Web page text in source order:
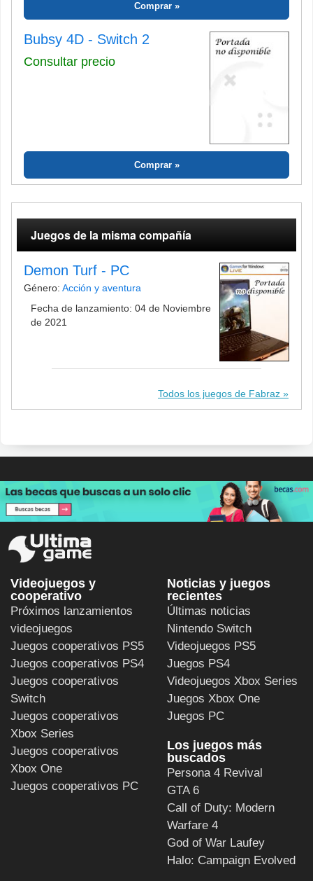
Comprar
Bubsy 4D - Switch 2
Consultar precio
Comprar
Juegos de la misma compañía
Demon Turf - PC
Género: Acción y aventura
Fecha de lanzamiento: 04 de Noviembre
de 2021
Todos los juegos de Fabraz
Videojuegos y
cooperativo
Próximos lanzamientos
videojuegos
Juegos cooperativos PS5
Juegos cooperativos PS4
Juegos cooperativos
Switch
Juegos cooperativos
Xbox Series
Juegos cooperativos
Xbox One
Juegos cooperativos PC
Noticias y juegos
recientes
Últimas noticias
Nintendo Switch
Videojuegos PS5
Juegos PS4
Videojuegos Xbox Series
Juegos Xbox One
Juegos PC
Los juegos más
buscados
Persona 4 Revival
GTA 6
Call of Duty: Modern
Warfare 4
God of War Laufey
Halo: Campaign Evolved